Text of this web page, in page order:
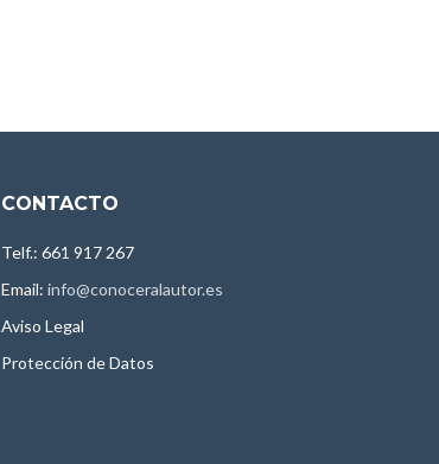
CONTACTO
Telf.: 661 917 267
Email: info@conoceralautor.es
Aviso Legal
Protección de Datos